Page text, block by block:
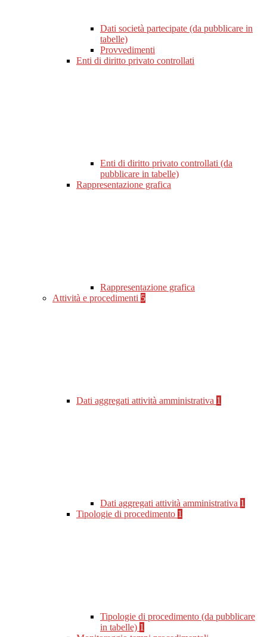
Dati società partecipate (da pubblicare in
tabelle)
Provvedimenti
Enti di diritto privato controllati
Enti di diritto privato controllati (da
pubblicare in tabelle)
Rappresentazione grafica
Rappresentazione grafica
Attività e procedimenti 5
Dati aggregati attività amministrativa 1
Dati aggregati attività amministrativa 1
Tipologie di procedimento 1
Tipologie di procedimento (da pubblicare
in tabelle) 1